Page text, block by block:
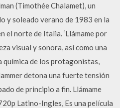
(Timothée Chalamet), un
y soleado verano de 1983 en la
el norte de Italia. ‘Llámame por
visual y sonora, así como una
de los protagonistas,
detona una fuerte tensión
de principio a fin. Llámame
Latino-Ingles, Es una película